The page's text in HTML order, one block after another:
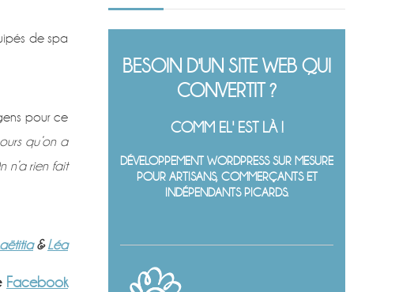
de spa
pour ce
qu’on a
n’a rien fait
&Léa
Facebook
BESOIN D'UN SITE WEB QUI
CONVERTIT ?
COMM EL' EST LÀ !
DÉVELOPPEMENT WORDPRESS SUR MESURE
POUR ARTISANS, COMMERÇANTS ET
INDÉPENDANTS PICARDS.